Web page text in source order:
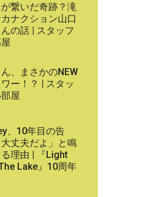
が繋いだ奇跡？滝
ナクション山口
の話 | スタッフ
、まさかのNEW
ー！？ | スタッ
屋
、10年目の告
丈夫だよ」と鳴
る理由 | 『Light
Lake』10周年